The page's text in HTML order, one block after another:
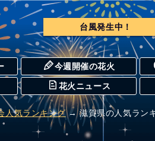
台風発生中！
今週開催の花火
花火ニュース
人気ランキング→ 滋賀県の人気ラン